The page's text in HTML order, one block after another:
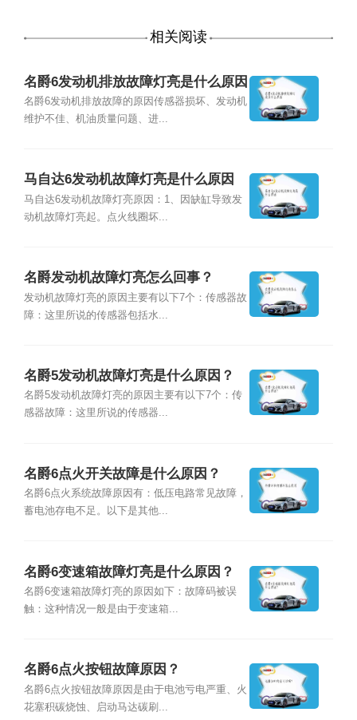
相关阅读
名爵6发动机排放故障灯亮是什么原因
名爵6发动机排放故障的原因传感器损坏、发动机
维护不佳、机油质量问题、进...
马自达6发动机故障灯亮是什么原因
马自达6发动机故障灯亮原因：1、因缺缸导致发
动机故障灯亮起。点火线圈坏...
名爵发动机故障灯亮怎么回事？
发动机故障灯亮的原因主要有以下7个：传感器故
障：这里所说的传感器包括水...
名爵5发动机故障灯亮是什么原因？
名爵5发动机故障灯亮的原因主要有以下7个：传
感器故障：这里所说的传感器...
名爵6点火开关故障是什么原因？
名爵6点火系统故障原因有：低压电路常见故障，
蓄电池存电不足。以下是其他...
名爵6变速箱故障灯亮是什么原因？
名爵6变速箱故障灯亮的原因如下：故障码被误
触：这种情况一般是由于变速箱...
名爵6点火按钮故障原因？
名爵6点火按钮故障原因是由于电池亏电严重、火
花塞积碳烧蚀、启动马达碳刷...